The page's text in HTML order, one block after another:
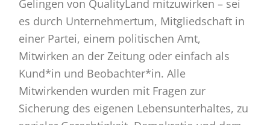
Gelingen von QualityLand mitzuwirken – sei
es durch Unternehmertum, Mitgliedschaft in
einer Partei, einem politischen Amt,
Mitwirken an der Zeitung oder einfach als
Kund*in und Beobachter*in. Alle
Mitwirkenden wurden mit Fragen zur
Sicherung des eigenen Lebensunterhaltes, zu